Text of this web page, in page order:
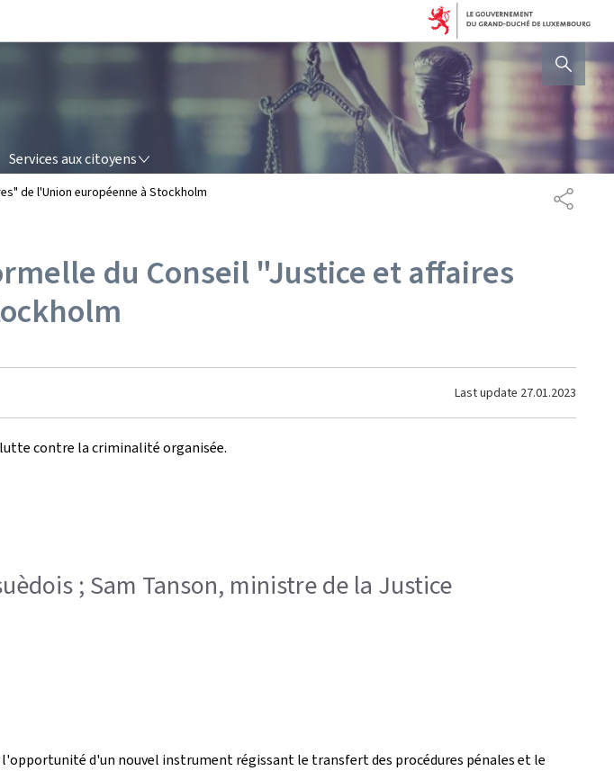
AFFICHER / MASQUER
Services aux citoyens
SHARE
de l'Union européenne à Stockholm
du Conseil "Justice et affaires
Last update 27.01.2023
contre la criminalité organisée.
; Sam Tanson, ministre de la Justice
d'un nouvel instrument régissant le transfert des procédures pénales et le